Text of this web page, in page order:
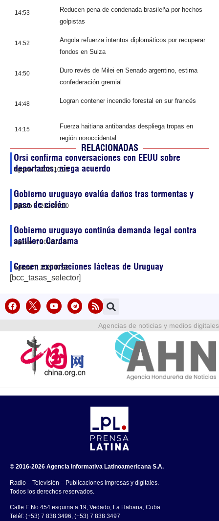
14:53
Reducen pena de condenada brasileña por hechos
golpistas
14:52
Angola refuerza intentos diplomáticos por recuperar
fondos en Suiza
14:50
Duro revés de Milei en Senado argentino, estima
confederación gremial
14:48 Logran contener incendio forestal en sur francés
14:15
Fuerza haitiana antibandas despliega tropas en
región noroccidental
RELACIONADAS
Orsi confirma conversaciones con EEUU sobre
deportados, niega acuerdo
agosto 7, 202610:25
Gobierno uruguayo evalúa daños tras tormentas y
paso de ciclón
agosto 7, 202609:00
Gobierno uruguayo continúa demanda legal contra
astillero Cardama
agosto 7, 202607:49
Crecen exportaciones lácteas de Uruguay
agosto 7, 202607:32
[bcc_tasas_selector]
Agencias de noticias y medios digitales
© 2016-2026 Agencia Informativa Latinoamericana S.A.
Radio – Televisión – Publicaciones impresas y digitales.
Todos los derechos reservados.
Calle E No.454 esquina a 19, Vedado, La Habana, Cuba.
Teléf: (+53) 7 838 3496, (+53) 7 838 3497